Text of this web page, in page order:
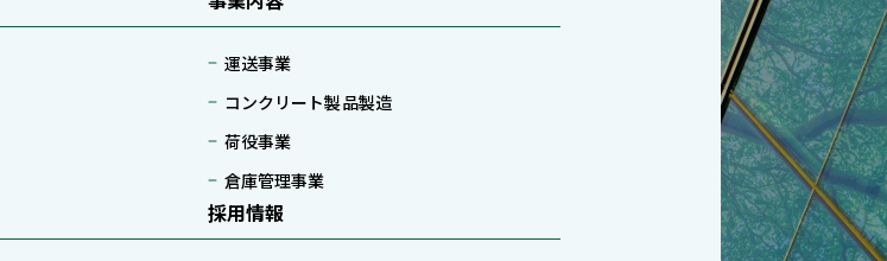
運送事業
コンクリート製品製造
荷役事業
倉庫管理事業
採用情報